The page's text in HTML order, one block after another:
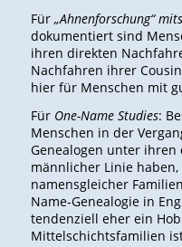
Für „Ahnenforschung“
dokumentiert sind
ihren direkten
Nachfahren ihrer
hier für Menschen mit
Für One-Name Studies:
Menschen in der
Genealogen unter
männlicher Linie
namensgleicher
Name-Genealogie in
tendenziell eher ein
Mittelschichtsfamilien